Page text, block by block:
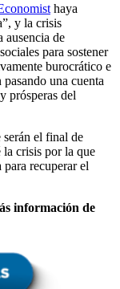
haya
y la crisis
ausencia de
para sostener
burocrático e
una cuenta
prósperas del
serán el final de
crisis por la que
recuperar el
información de